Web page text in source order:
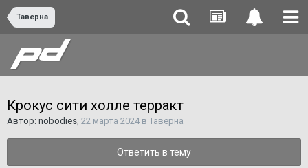
Таверна
Крокус сити холле терракт
Автор: nobodies, 22 марта 2024в Таверна
Ответить в тему